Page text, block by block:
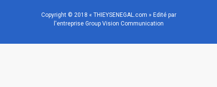
Copyright © 2018 « THIEYSENEGAL.com » Edité par
l'entreprise Group Vision Communication